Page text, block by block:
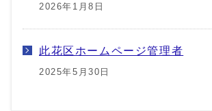
2026年1月8日
此花区ホームページ管理者
2025年5月30日